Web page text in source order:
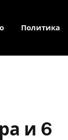
Политика
и 6